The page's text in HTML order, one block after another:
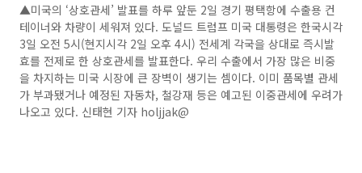
▲미국의 ‘상호관세’ 발표를 하루 앞둔 2일 경기 평택항에 수출용 컨
테이너와 차량이 세워져 있다. 도널드 트럼프 미국 대통령은 한국시각
3일 오전 5시(현지시각 2일 오후 4시) 전세계 각국을 상대로 즉시발
효를 전제로 한 상호관세를 발표한다. 우리 수출에서 가장 많은 비중
을 차지하는 미국 시장에 큰 장벽이 생기는 셈이다. 이미 품목별 관세
가 부과됐거나 예정된 자동차, 철강재 등은 예고된 이중관세에 우려가
나오고 있다. 신태현 기자 holjjak@